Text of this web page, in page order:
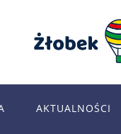
narzędzi
AKTUALNOŚCI